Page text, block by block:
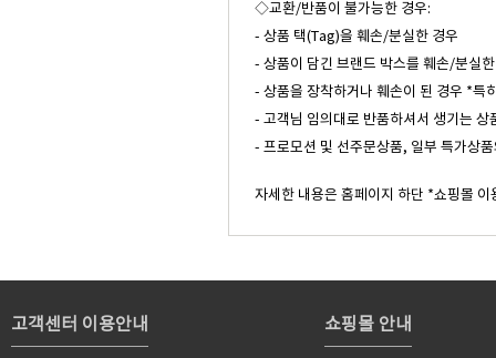
◇교환/반품이 불가능한 경우:
- 상품 택(Tag)을 훼손/분실한 경우
- 상품이 담긴 브랜드 박스를 훼손/분실
- 상품을 장착하거나 훼손이 된 경우 *특
- 고객님 임의대로 반품하셔서 생기는 상
- 프로모션 및 선주문상품, 일부 특가상
자세한 내용은 홈페이지 하단 *쇼핑몰
고객센터 이용안내 쇼핑몰 안내